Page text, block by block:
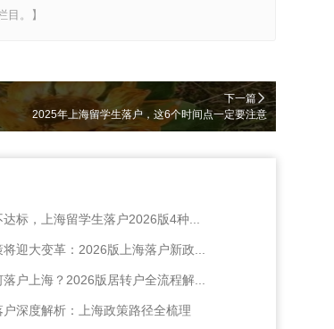
。】
下一篇
2025年上海留学生落户，这6个时间点一定要注意
标，上海留学生落户2026版4种...
将迎大变革：2026版上海落户新政...
落户上海？2026版居转户全流程解...
户深度解析：上海政策路径全梳理